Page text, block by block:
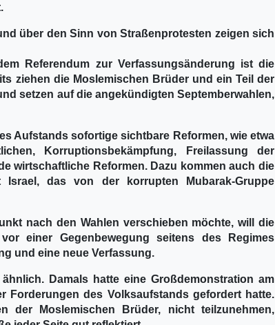
über den Sinn von Straßenprotesten zeigen sich
Referendum zur Verfassungsänderung ist die
ziehen die Moslemischen Brüder und ein Teil der
setzen auf die angekündigten Septemberwahlen,
Aufstands sofortige sichtbare Reformen, wie etwa
Korruptionsbekämpfung, Freilassung der
wirtschaftliche Reformen. Dazu kommen auch die
das von der korrupten Mubarak-Gruppe
nach den Wahlen verschieben möchte, will die
einer Gegenbewegung seitens des Regimes
und eine neue Verfassung.
Damals hatte eine Großdemonstration am
Forderungen des Volksaufstands gefordert hatte.
der Moslemischen Brüder, nicht teilzunehmen,